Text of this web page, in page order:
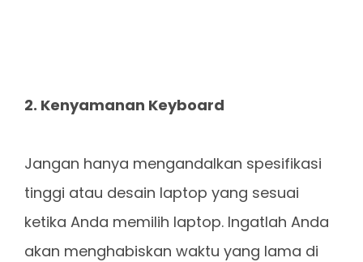
2. Kenyamanan Keyboard
Jangan hanya mengandalkan spesifikasi
tinggi atau desain laptop yang sesuai
ketika Anda memilih laptop. Ingatlah Anda
akan menghabiskan waktu yang lama di